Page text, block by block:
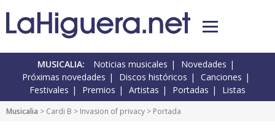
MUSICALIA: Noticias musicales
Novedades
Próximas novedades
Discos históricos
Canciones
Festivales
Premios Artistas Portadas Listas
Musicalia > Cardi B > Invasion of privacy > Portada